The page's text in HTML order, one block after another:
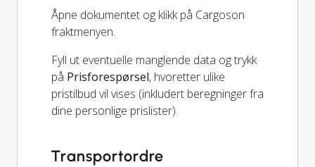
Åpne dokumentet og klikk på Cargoson
fraktmenyen.
Fyll ut eventuelle manglende data og trykk
på Prisforespørsel, hvoretter ulike
pristilbud vil vises (inkludert beregninger fra
dine personlige prislister).
Transportordre